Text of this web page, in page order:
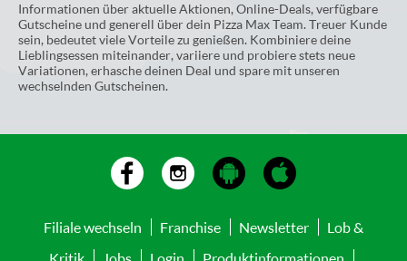
Informationen über aktuelle Aktionen, Online-Deals, verfügbare
Gutscheine und generell über dein Pizza Max Team. Treuer Kunde
sein, bedeutet viele Vorteile zu genießen. Kombiniere deine
Lieblingsessen miteinander, variiere und probiere stets neue
Variationen, erhasche deinen Deal und spare mit unseren
wechselnden Gutscheinen.
Filiale wechseln Franchise Newsletter
Lob &